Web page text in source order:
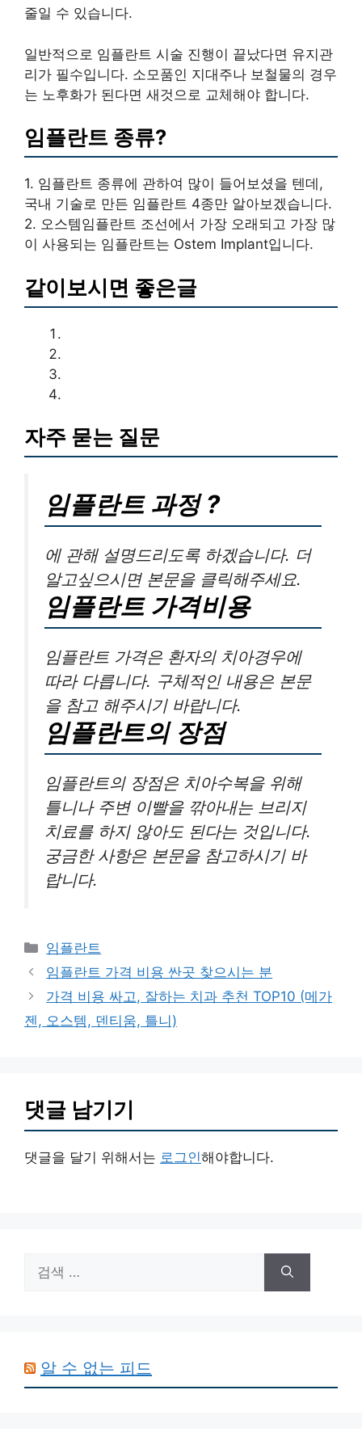
줄일 수 있습니다.
일반적으로 임플란트 시술 진행이 끝났다면 유지관
리가 필수입니다. 소모품인 지대주나 보철물의 경우
는 노후화가 된다면 새것으로 교체해야 합니다.
임플란트 종류?
1. 임플란트 종류에 관하여 많이 들어보셨을 텐데,
국내 기술로 만든 임플란트 4종만 알아보겠습니다.
2. 오스템임플란트 조선에서 가장 오래되고 가장 많
이 사용되는 임플란트는 Ostem Implant입니다.
같이보시면 좋은글
자주 묻는 질문
임플란트 과정 ?
에 관해 설명드리도록 하겠습니다. 더
알고싶으시면 본문을 클릭해주세요.
임플란트 가격비용
임플란트 가격은 환자의 치아경우에
따라 다릅니다. 구체적인 내용은 본문
을 참고 해주시기 바랍니다.
임플란트의 장점
임플란트의 장점은 치아수복을 위해
틀니나 주변 이빨을 깎아내는 브리지
치료를 하지 않아도 된다는 것입니다.
궁금한 사항은 본문을 참고하시기 바
랍니다.
카
테
리
임플란트
임플란트 가격 비용 싼곳 찾으시는 분
가격 비용 싸고, 잘하는 치과 추천 TOP10 (메가
젠, 오스템, 덴티움, 틀니)
댓글 남기기
댓글을 달기 위해서는 로그인해야합니다.
색:
알 수 없는 피드